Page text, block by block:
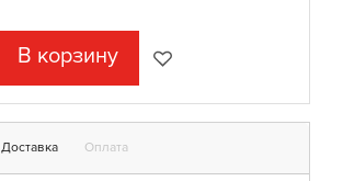
В корзину
Доставка Оплата